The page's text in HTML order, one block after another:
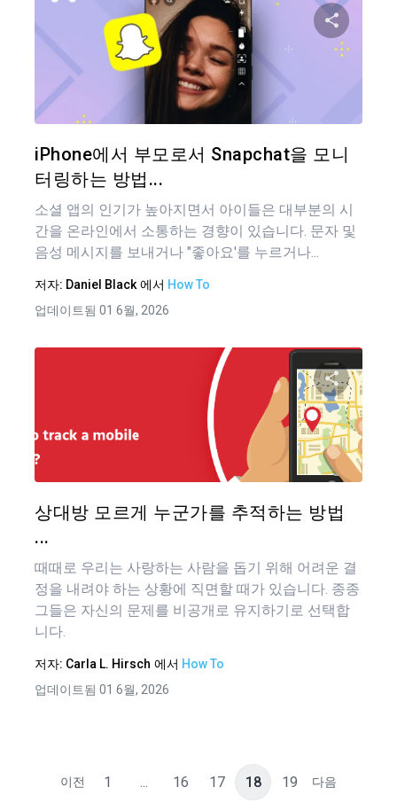
iPhone에서 부모로서 Snapchat을 모니
터링하는 방법...
소셜 앱의 인기가 높아지면서 아이들은 대부분의 시
간을 온라인에서 소통하는 경향이 있습니다. 문자 및
음성 메시지를 보내거나 "좋아요'를 누르거나...
저자: Daniel Black 에서 How To
업데이트됨 01 6월, 2026
이 기
상대방 모르게 누군가를 추적하는 방법
...
때때로 우리는 사랑하는 사람을 돕기 위해 어려운 결
정을 내려야 하는 상황에 직면할 때가 있습니다. 종종
그들은 자신의 문제를 비공개로 유지하기로 선택합
니다.
저자: Carla L. Hirsch 에서 How To
업데이트됨 01 6월, 2026
글
탐
색
이전 1 ... 16 17 18 19 다음